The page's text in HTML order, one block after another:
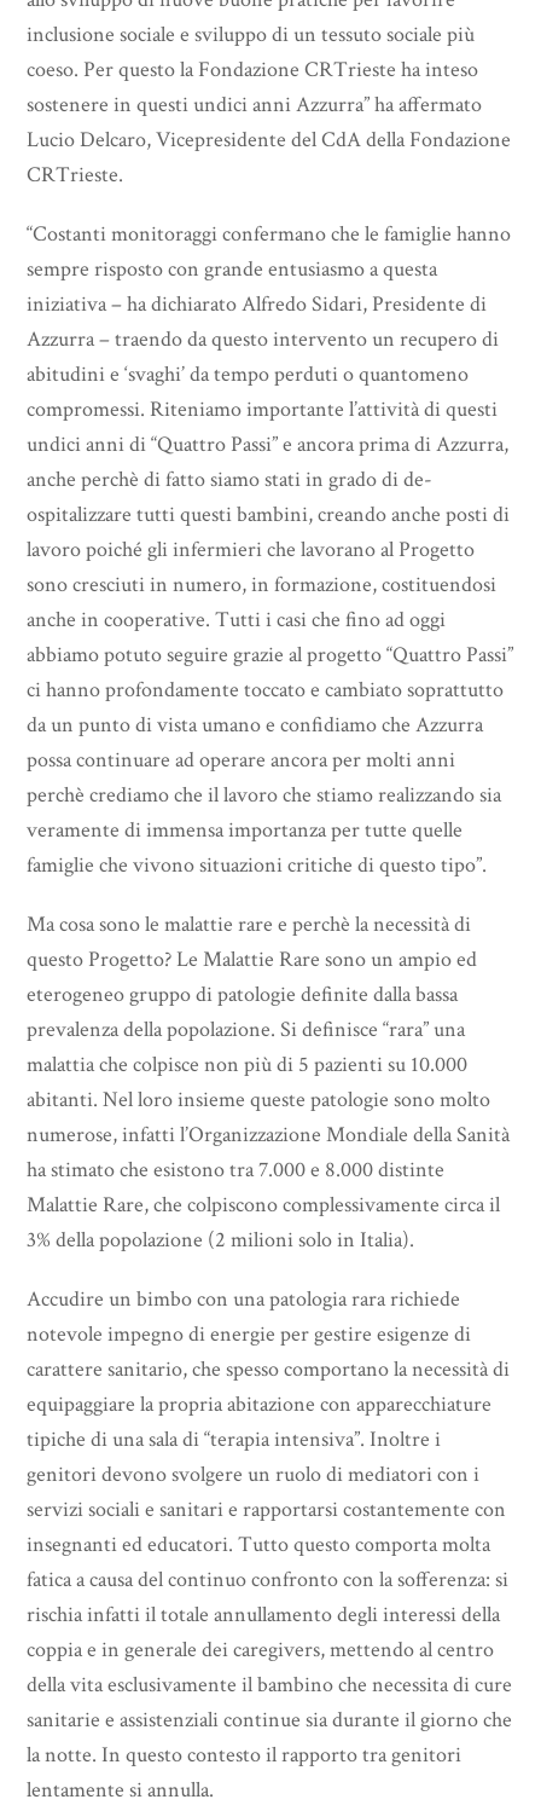
inclusione sociale e sviluppo di un tessuto sociale più
coeso. Per questo la Fondazione CRTrieste ha inteso
sostenere in questi undici anni Azzurra” ha affermato
Lucio Delcaro, Vicepresidente del CdA della Fondazione
CRTrieste.
“Costanti monitoraggi confermano che le famiglie hanno
sempre risposto con grande entusiasmo a questa
iniziativa – ha dichiarato Alfredo Sidari, Presidente di
Azzurra – traendo da questo intervento un recupero di
abitudini e ‘svaghi’ da tempo perduti o quantomeno
compromessi. Riteniamo importante l’attività di questi
undici anni di “Quattro Passi” e ancora prima di Azzurra,
anche perchè di fatto siamo stati in grado di de-
ospitalizzare tutti questi bambini, creando anche posti di
lavoro poiché gli infermieri che lavorano al Progetto
sono cresciuti in numero, in formazione, costituendosi
anche in cooperative. Tutti i casi che fino ad oggi
abbiamo potuto seguire grazie al progetto “Quattro Passi”
ci hanno profondamente toccato e cambiato soprattutto
da un punto di vista umano e confidiamo che Azzurra
possa continuare ad operare ancora per molti anni
perchè crediamo che il lavoro che stiamo realizzando sia
veramente di immensa importanza per tutte quelle
famiglie che vivono situazioni critiche di questo tipo”.
Ma cosa sono le malattie rare e perchè la necessità di
questo Progetto? Le Malattie Rare sono un ampio ed
eterogeneo gruppo di patologie definite dalla bassa
prevalenza della popolazione. Si definisce “rara” una
malattia che colpisce non più di 5 pazienti su 10.000
abitanti. Nel loro insieme queste patologie sono molto
numerose, infatti l’Organizzazione Mondiale della Sanità
ha stimato che esistono tra 7.000 e 8.000 distinte
Malattie Rare, che colpiscono complessivamente circa il
3% della popolazione (2 milioni solo in Italia).
Accudire un bimbo con una patologia rara richiede
notevole impegno di energie per gestire esigenze di
carattere sanitario, che spesso comportano la necessità di
equipaggiare la propria abitazione con apparecchiature
tipiche di una sala di “terapia intensiva”. Inoltre i
genitori devono svolgere un ruolo di mediatori con i
servizi sociali e sanitari e rapportarsi costantemente con
insegnanti ed educatori. Tutto questo comporta molta
fatica a causa del continuo confronto con la sofferenza: si
rischia infatti il totale annullamento degli interessi della
coppia e in generale dei caregivers, mettendo al centro
della vita esclusivamente il bambino che necessita di cure
sanitarie e assistenziali continue sia durante il giorno che
la notte. In questo contesto il rapporto tra genitori
lentamente si annulla.